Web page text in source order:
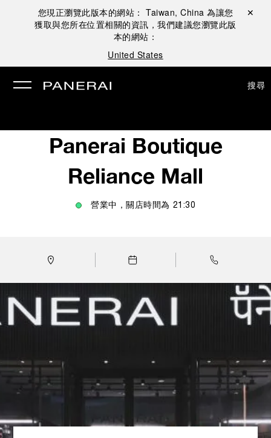
您現正瀏覽此版本的網站： Taiwan, China 為讓您
獲取與您所在位置相關的資訊，我們建議您瀏覽此版
本的網站：
United States
關閉 ✕
搜尋
Panerai Boutique
Reliance Mall
營業中，關店時間為 21:30